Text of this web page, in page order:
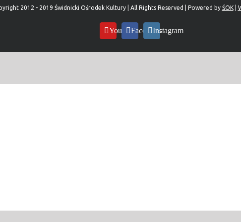
2012 - 2019 Świdnicki Ośrodek Kultury | All Rights Reserved | Powered by ŚOK|
YouTubeFacebookInstagram